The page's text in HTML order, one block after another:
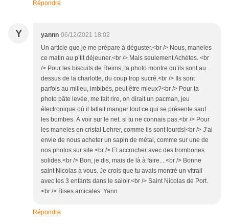
Répondre
Y yannn 06/12/2021 18:02
Un article que je me prépare à déguster.<br /> Nous, maneles
ce matin au p’tit déjeuner.<br /> Mais seulement Achètes. <br
/> Pour les biscuits de Reims, ta photo montre qu’ils sont au
dessus de la charlotte, du coup trop sucré.<br /> Ils sont
parfois au milieu, imbibés, peut être mieux?<br /> Pour ta
photo pâte levée, me fait rire, on dirait un pacman, jeu
électronique où il fallait manger tout ce qui se présente sauf
les bombes. À voir sur le net, si tu ne connais pas.<br /> Pour
les maneles en cristal Lehrer, comme ils sont lourds!<br /> J’ai
envie de nous acheter un sapin de métal, comme sur une de
nos photos sur site.<br /> Et accrocher avec des trombones
solides.<br /> Bon, je dis, mais de là à faire....<br /> Bonne
saint Nicolas à vous. Je crois que tu avais montré un vitrail
avec les 3 enfants dans le saloir.<br /> Saint Nicolas de Port.
<br /> Bises amicales. Yann
Répondre